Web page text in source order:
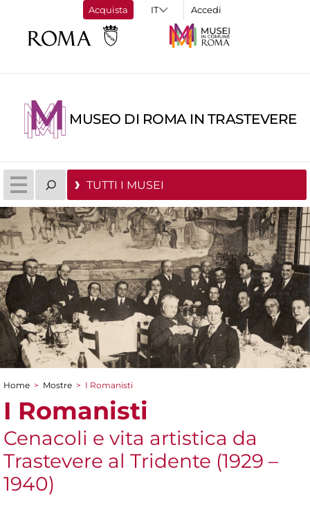
Acquista Accedi
MUSEO DI ROMA IN TRASTEVERE
TUTTI I MUSEI
Tu sei qui
Home > Mostre > I Romanisti
I Romanisti
Cenacoli e vita artistica da
Trastevere al Tridente (1929 –
1940)